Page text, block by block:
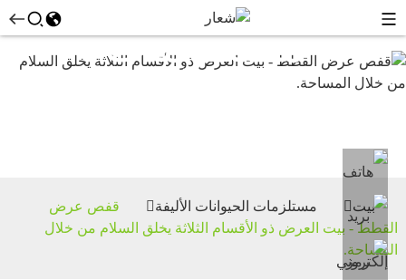
مستلزمات
بيت مستلزمات الحيوانات الأليفة
قفص عرض
القطط - بيت العرض ذو الأقسام الثلاثة يخلق السلام من خلال
المساحة.